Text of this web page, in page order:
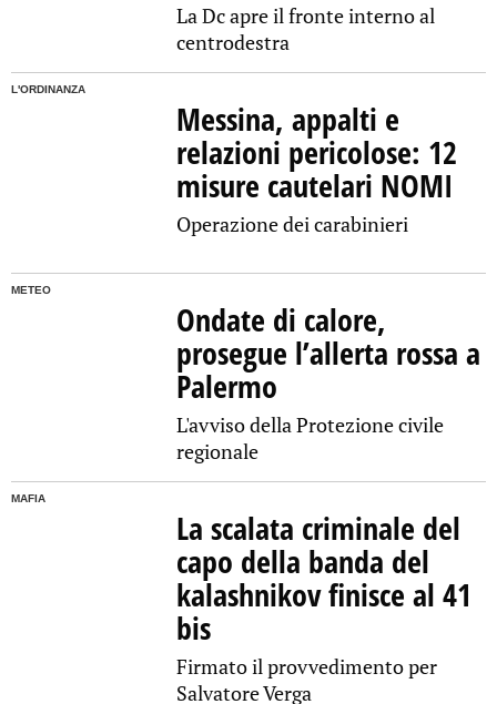
La Dc apre il fronte interno al
centrodestra
L'ORDINANZA
Messina, appalti e
relazioni pericolose: 12
misure cautelari NOMI
Operazione dei carabinieri
METEO
Ondate di calore,
prosegue l’allerta rossa a
Palermo
L'avviso della Protezione civile
regionale
MAFIA
La scalata criminale del
capo della banda del
kalashnikov finisce al 41
bis
Firmato il provvedimento per
Salvatore Verga